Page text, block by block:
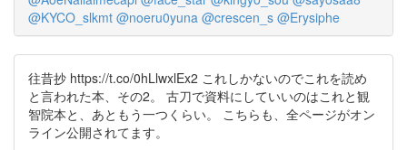
@KYCO_slkmt @noeru0yuna @crescen_s @Erysiphe
往昔抄 https://t.co/0hLlwxlEx2 これしかないのでこれを読め
と言われた本、その2。 古刀で資料にしていいのはこれと観
智院本と、あともう一つくらい。 こちらも、全ページがオン
ライン公開されてます。